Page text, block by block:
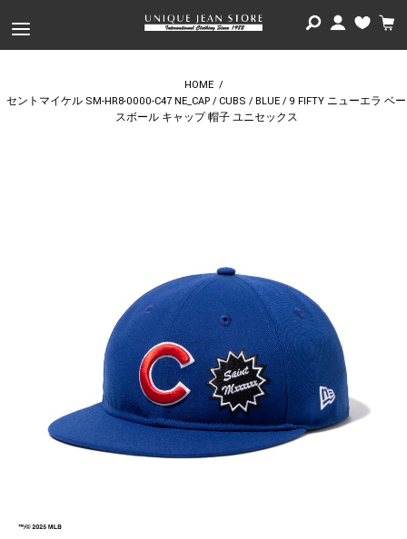
HOME /
セントマイケル SM-HR8-0000-C47 NE_CAP / CUBS / BLUE / 9 FIFTY ニューエラ ベー
スボール キャップ 帽子 ユニセックス